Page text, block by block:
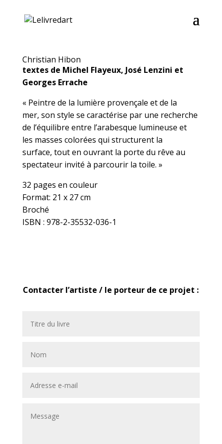
Christian Hibon
textes de Michel Flayeux, José Lenzini et
Georges Errache
« Peintre de la lumière provençale et de la
mer, son style se caractérise par une recherche
de l’équilibre entre l’arabesque lumineuse et
les masses colorées qui structurent la
surface, tout en ouvrant la porte du rêve au
spectateur invité à parcourir la toile. »
32 pages en couleur
Format: 21 x 27 cm
Broché
ISBN : 978-2-35532-036-1
Contacter l’artiste / le porteur de ce projet :